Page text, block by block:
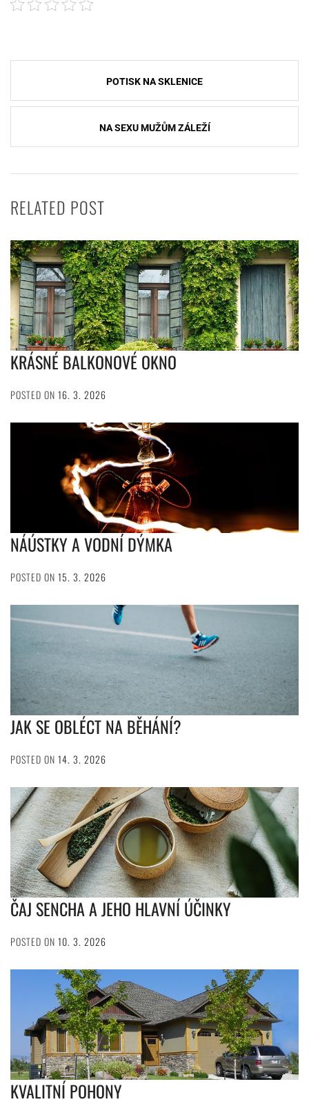
Navigace
pro
POTISK NA SKLENICE
NA SEXU MUŽŮM ZÁLEŽÍ
RELATED POST
KRÁSNÉ BALKONOVÉ OKNO
POSTED ON 16. 3. 2026
NÁÚSTKY A VODNÍ DÝMKA
POSTED ON 15. 3. 2026
JAK SE OBLÉCT NA BĚHÁNÍ?
POSTED ON 14. 3. 2026
ČAJ SENCHA A JEHO HLAVNÍ ÚČINKY
POSTED ON 10. 3. 2026
KVALITNÍ POHONY